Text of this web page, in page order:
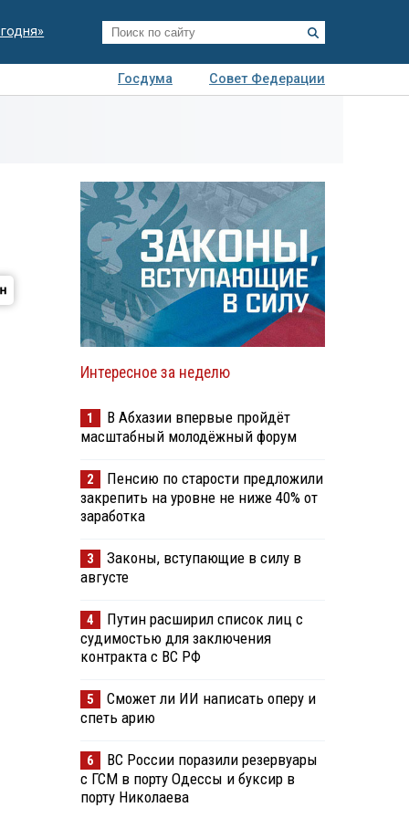
Госдума
Совет Федерации
Интересное за неделю
1
В Абхазии впервые пройдёт
масштабный молодёжный форум
2
Пенсию по старости предложили
закрепить на уровне не ниже 40% от
заработка
3
Законы, вступающие в силу в
августе
4
Путин расширил список лиц с
судимостью для заключения
контракта с ВС РФ
5
Сможет ли ИИ написать оперу и
спеть арию
6
ВС России поразили резервуары
с ГСМ в порту Одессы и буксир в
порту Николаева